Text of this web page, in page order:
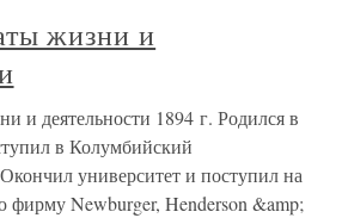
жизни и
и деятельности 1894 г. Родился в
в Колумбийский
университет и поступил на
фирму Newburger, Henderson &amp;